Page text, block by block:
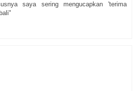
saya sering mengucapkan 'terima